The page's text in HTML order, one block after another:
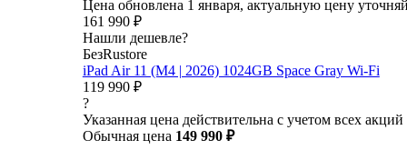
Цена обновлена 1 января, актуальную цену
161 990 ₽
Нашли дешевле?
БезRustore
iPad Air 11 (M4 | 2026) 1024GB Space Gray Wi-Fi
119 990 ₽
?
Указанная цена действительна с учетом всех акций
Обычная цена 149 990 ₽